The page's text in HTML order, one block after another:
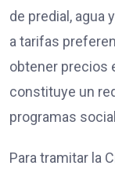
de predial, agua
a tarifas
obtener precios
constituye un
programas
Para tramitar la